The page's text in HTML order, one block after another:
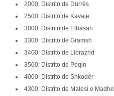
2000: Distrito de Durrës
2500: Distrito de Kavaje
3000: Distrito de Elbasan
3300: Distrito de Gramsh
3400: Distrito de Librazhd
3500: Distrito de Peqin
4000: Distrito de Shkodër
4300: Distrito de Malesi e Madhe